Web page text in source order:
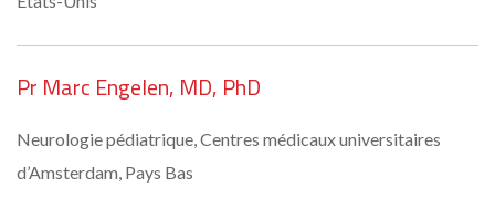
Pr Marc Engelen, MD, PhD
Neurologie pédiatrique, Centres médicaux universitaires
d’Amsterdam, Pays Bas